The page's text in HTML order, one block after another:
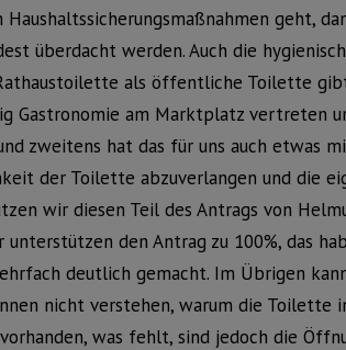
Haushaltssicherungsmaßnahmen geht,
überdacht werden. Auch die
als öffentliche Toilette
Gastronomie am Marktplatz vertreten
zweitens hat das für uns auch etwas
der Toilette abzuverlangen und die
wir diesen Teil des Antrags von
unterstützen den Antrag zu 100%, das
deutlich gemacht. Im Übrigen
nicht verstehen, warum die Toilette
was fehlt, sind jedoch die